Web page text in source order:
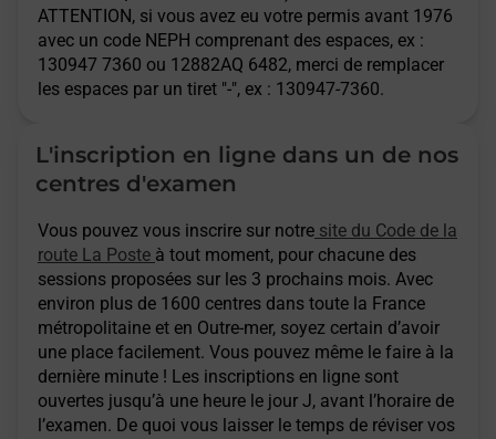
ATTENTION, si vous avez eu votre permis avant 1976
avec un code NEPH comprenant des espaces, ex :
130947 7360 ou 12882AQ 6482, merci de remplacer
les espaces par un tiret "-", ex : 130947-7360.
L'inscription en ligne dans un de nos
centres d'examen
Vous pouvez vous inscrire sur notre site du Code de la
route La Poste à tout moment, pour chacune des
sessions proposées sur les 3 prochains mois. Avec
environ plus de 1600 centres dans toute la France
métropolitaine et en Outre-mer, soyez certain d’avoir
une place facilement. Vous pouvez même le faire à la
dernière minute ! Les inscriptions en ligne sont
ouvertes jusqu’à une heure le jour J, avant l’horaire de
l’examen. De quoi vous laisser le temps de réviser vos